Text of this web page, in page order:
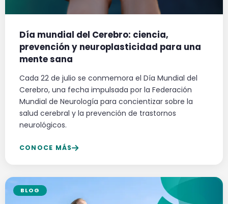
Día mundial del Cerebro: ciencia,
prevención y neuroplasticidad para una
mente sana
Cada 22 de julio se conmemora el Día Mundial del
Cerebro, una fecha impulsada por la Federación
Mundial de Neurología para concientizar sobre la
salud cerebral y la prevención de trastornos
neurológicos.
CONOCE MÁS
BLOG